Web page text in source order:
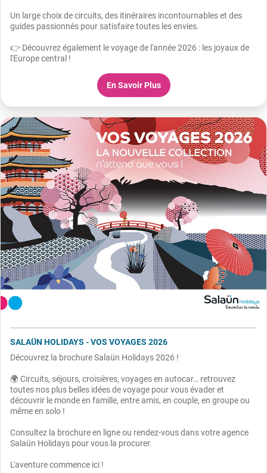
Un large choix de circuits, des itinéraires incontournables et des
guides passionnés pour satisfaire toutes les envies.
👉 Découvrez également le voyage de l'année 2026 : les joyaux de
l'Europe central !
En Savoir Plus
SALAÜN HOLIDAYS - VOS VOYAGES 2026
Découvrez la brochure Salaün Holidays 2026 !
🌍 Circuits, séjours, croisières, voyages en autocar… retrouvez
toutes nos plus belles idées de voyage pour vous évader et
découvrir le monde en famille, entre amis, en couple, en groupe ou
même en solo !
Consultez la brochure en ligne ou rendez-vous dans votre agence
Salaün Holidays pour vous la procurer.
L'aventure commence ici !